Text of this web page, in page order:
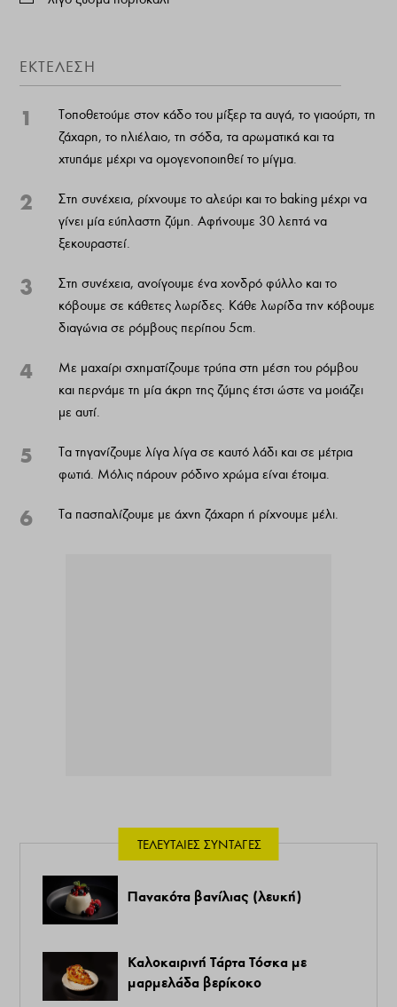
ΕΚΤΕΛΕΣΗ
1
Τοποθετούμε στον κάδο του μίξερ τα αυγά, το γιαούρτι, τη
ζάχαρη, το ηλιέλαιο, τη σόδα, τα αρωματικά και τα
χτυπάμε μέχρι να ομογενοποιηθεί το μίγμα.
2
Στη συνέχεια, ρίχνουμε το αλεύρι και το baking μέχρι να
γίνει μία εύπλαστη ζύμη. Αφήνουμε 30 λεπτά να
ξεκουραστεί.
3
Στη συνέχεια, ανοίγουμε ένα χονδρό φύλλο και το
κόβουμε σε κάθετες λωρίδες. Κάθε λωρίδα την κόβουμε
διαγώνια σε ρόμβους περίπου 5cm.
4
Με μαχαίρι σχηματίζουμε τρύπα στη μέση του ρόμβου
και περνάμε τη μία άκρη της ζύμης έτσι ώστε να μοιάζει
με αυτί.
5
Τα τηγανίζουμε λίγα λίγα σε καυτό λάδι και σε μέτρια
φωτιά. Μόλις πάρουν ρόδινο χρώμα είναι έτοιμα.
6 Τα πασπαλίζουμε με άχνη ζάχαρη ή ρίχνουμε μέλι.
ΤΕΛΕΥΤΑΊΕΣ ΣΥΝΤΑΓΈΣ
Πανακότα βανίλιας (λευκή)
Καλοκαιρινή Τάρτα Τόσκα με
μαρμελάδα βερίκοκο